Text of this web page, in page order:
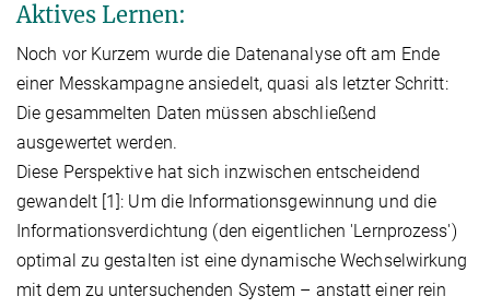
Aktives Lernen:
Noch vor Kurzem wurde die Datenanalyse oft am Ende
einer Messkampagne ansiedelt, quasi als letzter Schritt:
Die gesammelten Daten müssen abschließend
ausgewertet werden.
Diese Perspektive hat sich inzwischen entscheidend
gewandelt [1]: Um die Informationsgewinnung und die
Informationsverdichtung (den eigentlichen 'Lernprozess')
optimal zu gestalten ist eine dynamische Wechselwirkung
mit dem zu untersuchenden System – anstatt einer rein